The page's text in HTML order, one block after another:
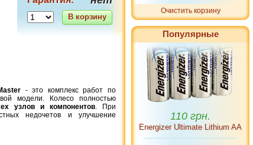
В корзину
- это комплекс работ по
модели. Колесо полностью
узлов и компонентов. При
недочетов и улучшение
Очистить корзину
Популярные
110 грн.